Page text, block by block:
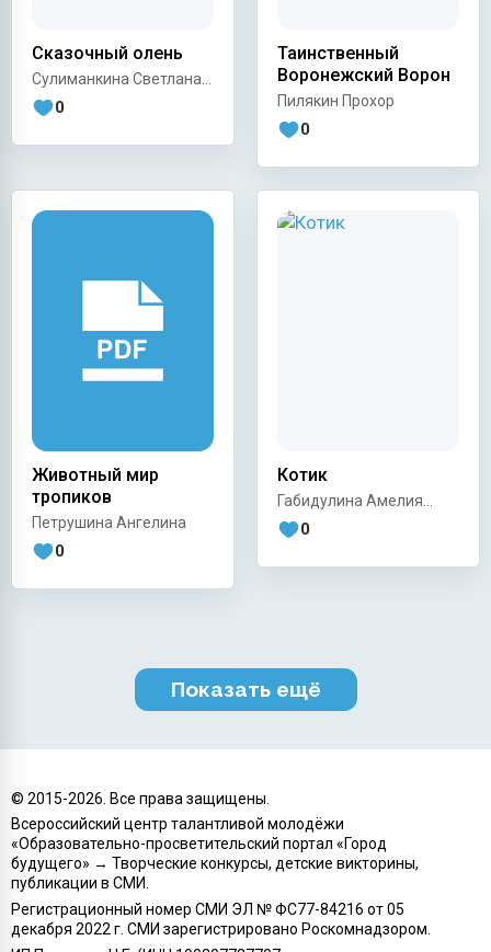
Сказочный олень
Сулиманкина Светлана
Владимировна
0
Таинственный
Воронежский Ворон
Пилякин Прохор
0
Животный мир
тропиков
Петрушина Ангелина
0
Котик
Габидулина Амелия
Романовна
0
Показать ещё
© 2015-2026 . Все права защищены.
Всероссийский центр талантливой молодёжи
«Образовательно-просветительский портал «Город
будущего» → Творческие конкурсы, детские викторины,
публикации в СМИ.
Регистрационный номер СМИ ЭЛ № ФС77-84216 от 05
декабря 2022 г. СМИ зарегистрировано Роскомнадзором.